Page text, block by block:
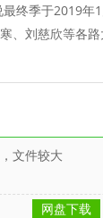
最终季于2019
、刘慈欣等各
文件较大
网盘下载